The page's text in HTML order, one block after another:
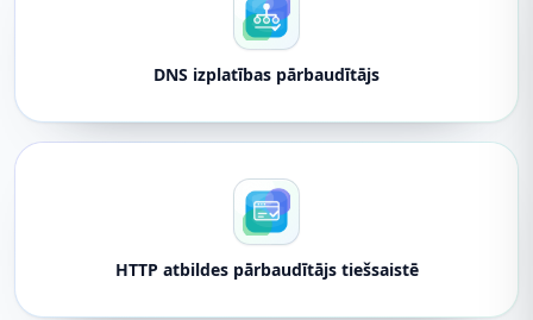
DNS izplatības pārbaudītājs
HTTP atbildes pārbaudītājs tiešsaistē